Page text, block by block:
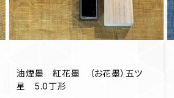
油煙墨 紅花墨 （お花墨）五ツ
星 5.0丁形